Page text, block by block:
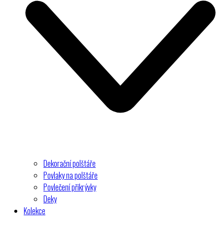
Dekorační polštáře
Povlaky na polštáře
Povlečení přikrývky
Deky
Kolekce